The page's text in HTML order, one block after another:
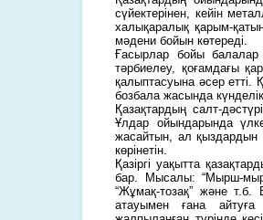
сүйектерінен, кейін
халықаралық қарым-
мәдени бойын көтереді.
Ғасырлар бойы
тәрбиелеу, қоғамдағы
қалыптасуына әсер етті.
бозбала жасында
Қазақтардың салт-
Ұлдар ойындарында
жасайтын, ал қыздардын
көрінетін.
Қазіргі уақытта
бар. Мысалы: “Мырш-
“Жұмақ-тозақ” және
атауымен ғана